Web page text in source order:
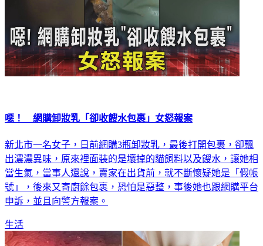
噁！ 網購卸妝乳「卻收餿水包裹」女怒報案
新北市一名女子，日前網購3瓶卸妝乳，最後打開包裹，卻飄
出濃濃異味，原來裡面裝的是壞掉的貓飼料以及餿水，讓她相
當生氣，當事人還說，賣家在出貨前，就不斷懷疑她是「假帳
號」，後來又寄廚餘包裹，恐怕是惡整，事後她也跟網購平台
申訴，並且向警方報案。
生活